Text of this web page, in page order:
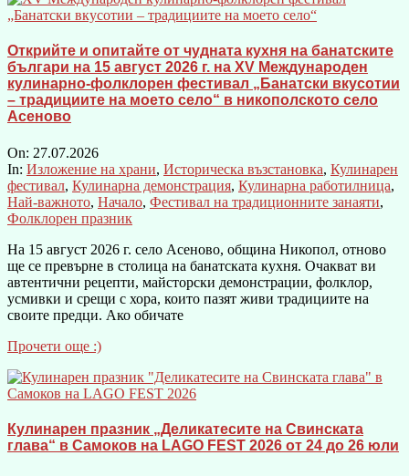
Открийте и опитайте от чудната кухня на банатските
българи на 15 август 2026 г. на XV Международен
кулинарно-фолклорен фестивал „Банатски вкусотии
– традициите на моето село“ в никополското село
Асеново
On: 27.07.2026
In: Изложение на храни, Историческа възстановка, Кулинарен
фестивал, Кулинарна демонстрация, Кулинарна работилница,
Най-важното, Начало, Фестивал на традиционните занаяти,
Фолклорен празник
На 15 август 2026 г. село Асеново, община Никопол, отново
ще се превърне в столица на банатската кухня. Очакват ви
автентични рецепти, майсторски демонстрации, фолклор,
усмивки и срещи с хора, които пазят живи традициите на
своите предци. Ако обичате
Прочети още :)
Кулинарен празник „Деликатесите на Свинската
глава“ в Самоков на LAGO FEST 2026 от 24 до 26 юли